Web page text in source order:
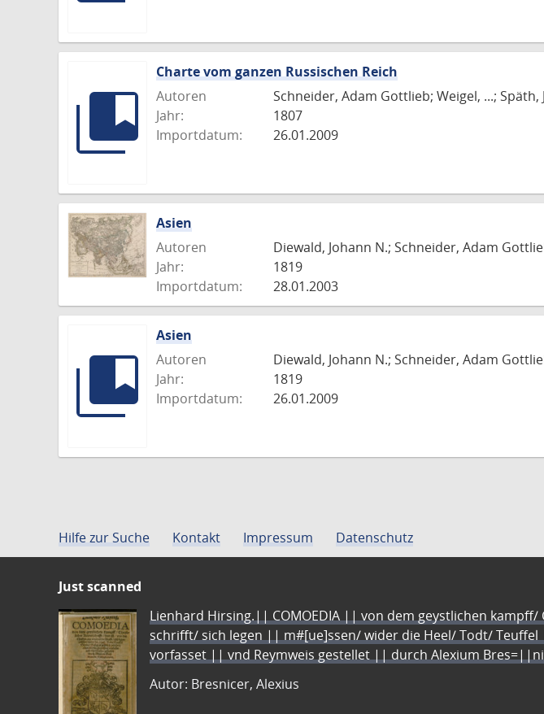
Charte vom ganzen Russischen Reich
Autoren
Schneider, Adam Gottlieb; Weigel, ...;
Jahr:
1807
Importdatum:
26.01.2009
Asien
Autoren
Diewald, Johann N.; Schneider, Adam
Jahr:
1819
Importdatum:
28.01.2003
Asien
Autoren
Diewald, Johann N.; Schneider, Adam
Jahr:
1819
Importdatum:
26.01.2009
Hilfe zur Suche Kontakt Impressum Datenschutz
Just scanned
Lienhard Hirsing.|| COMOEDIA || von dem geystlichen
schrifft/ sich legen || m#[ue]ssen/ wider die Heel/ Todt/
vorfasset || vnd Reymweis gestellet || durch Alexium
Autor: Bresnicer, Alexius